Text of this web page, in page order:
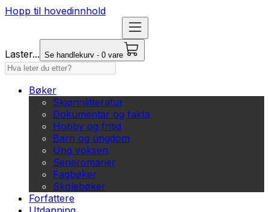
Hopp til hovedinnhold
Laster... Se handlekurv - 0 vare
Bøker
Skjønnlitteratur
Dokumentar og fakta
Hobby og fritid
Barn og ungdom
Ung voksen
Serieromaner
Fagbøker
Skolebøker
Forfattere